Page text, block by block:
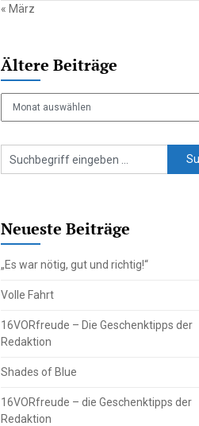
« März
Ältere Beiträge
Neueste Beiträge
„Es war nötig, gut und richtig!“
Volle Fahrt
16VORfreude – Die Geschenktipps der
Redaktion
Shades of Blue
16VORfreude – die Geschenktipps der
Redaktion